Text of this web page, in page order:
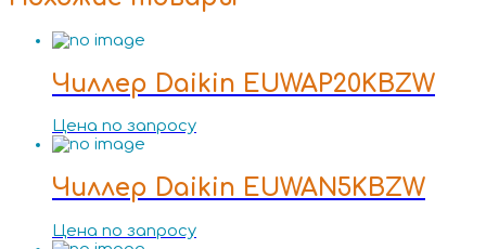
Чиллер Daikin EUWAP20KBZW
Цена по запросу
Чиллер Daikin EUWAN5KBZW
Цена по запросу